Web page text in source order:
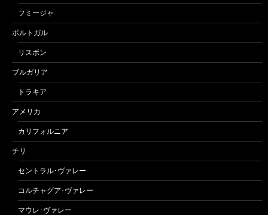
フミージャ
ポルトガル
リスボン
ブルガリア
トラキア
アメリカ
カリフォルニア
チリ
セントラル･ヴァレー
コルチャグア･ヴァレー
マウレ･ヴァレー